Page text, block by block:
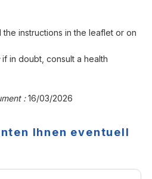
instructions in the leaflet or on
if in doubt, consult a health
:16/03/2026
Ihnen eventuell